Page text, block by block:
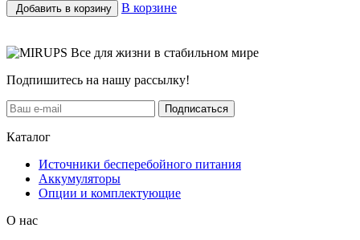
Добавить в корзину В корзине
Все для жизни в стабильном мире
Подпишитесь на нашу рассылку!
Подписаться
Каталог
Источники бесперебойного питания
Аккумуляторы
Опции и комплектующие
О нас